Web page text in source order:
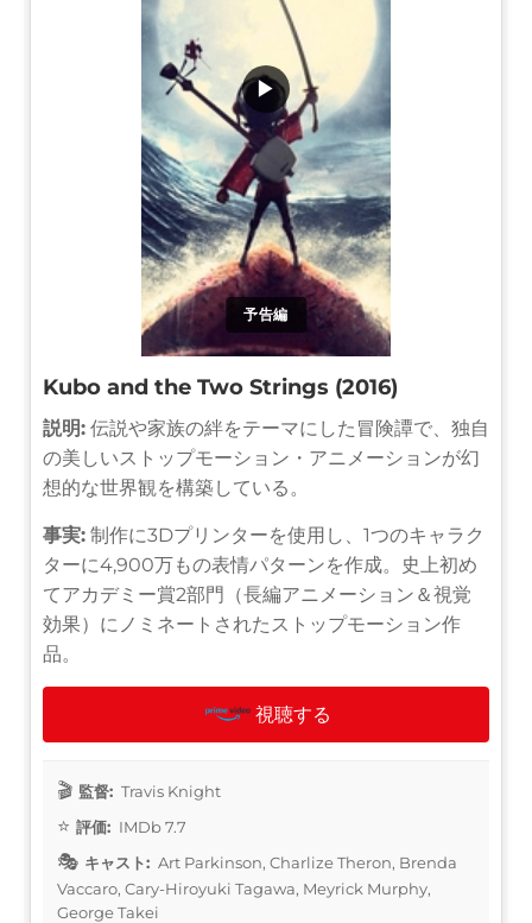
予告編
▶
Kubo and the Two Strings (2016)
説明: 伝説や家族の絆をテーマにした冒険譚で、独自
の美しいストップモーション・アニメーションが幻
想的な世界観を構築している。
事実: 制作に3Dプリンターを使用し、1つのキャラク
ターに4,900万もの表情パターンを作成。史上初め
てアカデミー賞2部門（長編アニメーション＆視覚
効果）にノミネートされたストップモーション作
品。
視聴する
監督: Travis Knight
評価: IMDb 7.7
キャスト: Art Parkinson, Charlize Theron, Brenda
Vaccaro, Cary-Hiroyuki Tagawa, Meyrick Murphy,
George Takei